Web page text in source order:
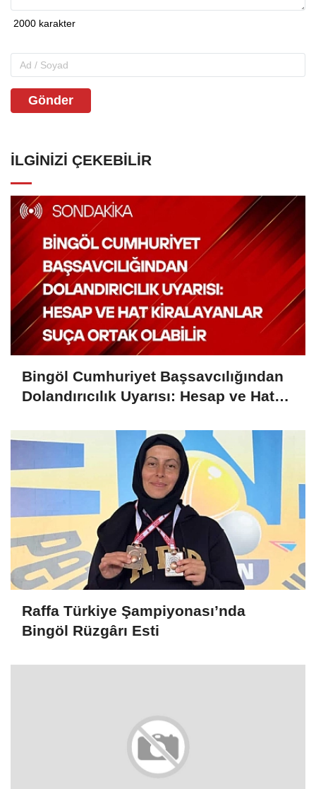
Gönder
İLGINIZI ÇEKEBILIR
Bingöl Cumhuriyet Başsavcılığından
Dolandırıcılık Uyarısı: Hesap ve Hat
Raffa Türkiye Şampiyonası’nda
Bingöl Rüzgârı Esti